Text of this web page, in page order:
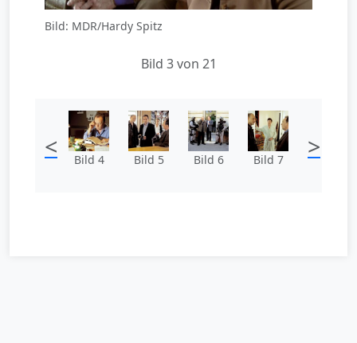
Bild: MDR/Hardy Spitz
Bild 3 von 21
< Bild 4 Bild 5 Bild 6 Bild 7 >